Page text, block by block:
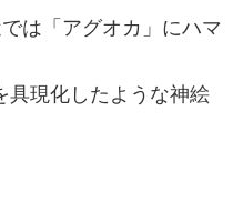
は「アグオカ」にハマ
現化したような神絵